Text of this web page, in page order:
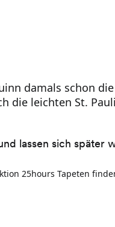
damals schon
die leichten St.
lassen sich später
25hours Tapeten